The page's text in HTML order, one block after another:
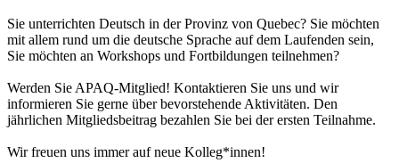
Sie unterrichten Deutsch in der Provinz von Quebec? Sie möchten
mit allem rund um die deutsche Sprache auf dem Laufenden sein,
Sie möchten an Workshops und Fortbildungen teilnehmen?
Werden Sie APAQ-Mitglied! Kontaktieren Sie uns und wir
informieren Sie gerne über bevorstehende Aktivitäten. Den
jährlichen Mitgliedsbeitrag bezahlen Sie bei der ersten Teilnahme.
Wir freuen uns immer auf neue Kolleg*innen!